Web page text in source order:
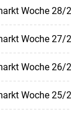
Woche 28/
Woche 27/
Woche 26/
Woche 25/